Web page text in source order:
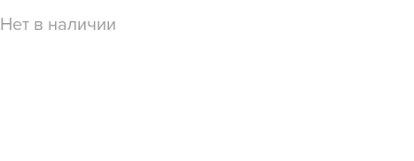
Нет в наличии